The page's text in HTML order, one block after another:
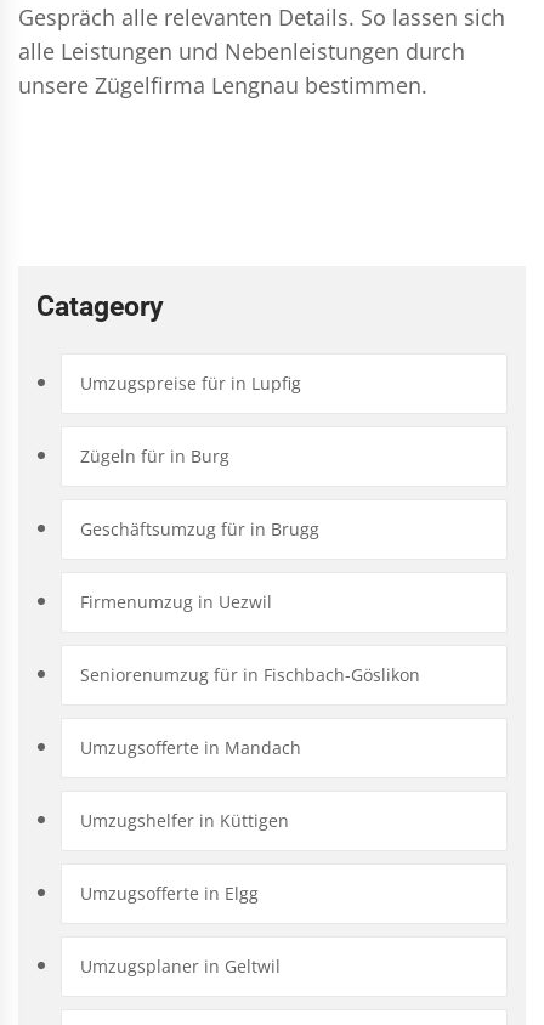
Gespräch alle relevanten Details. So lassen sich
alle Leistungen und Nebenleistungen durch
unsere Zügelfirma Lengnau bestimmen.
Catageory
Umzugspreise für in Lupfig
Zügeln für in Burg
Geschäftsumzug für in Brugg
Firmenumzug in Uezwil
Seniorenumzug für in Fischbach-Göslikon
Umzugsofferte in Mandach
Umzugshelfer in Küttigen
Umzugsofferte in Elgg
Umzugsplaner in Geltwil